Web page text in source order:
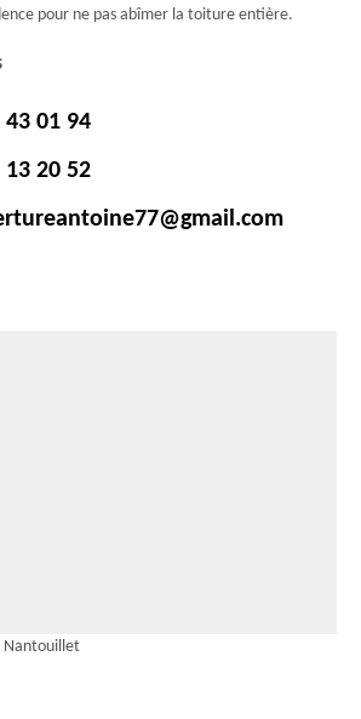
pour ne pas abîmer la toiture entière.
43 01 94
13 20 52
Nantouillet